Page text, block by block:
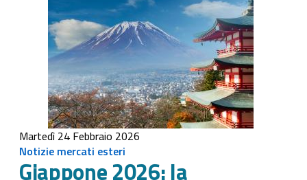
Martedì 24 Febbraio 2026
Notizie mercati esteri
Giappone 2026: la